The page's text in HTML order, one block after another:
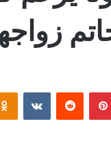
بينتيريست